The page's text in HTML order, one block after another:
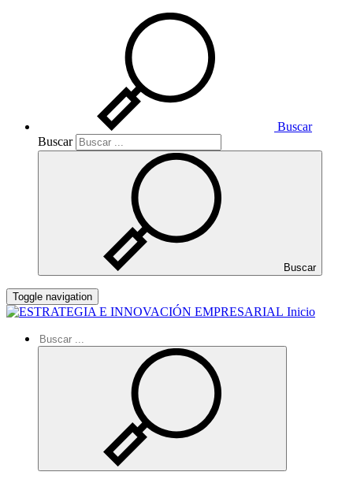
Buscar
Buscar
Buscar
Toggle navigation
Inicio